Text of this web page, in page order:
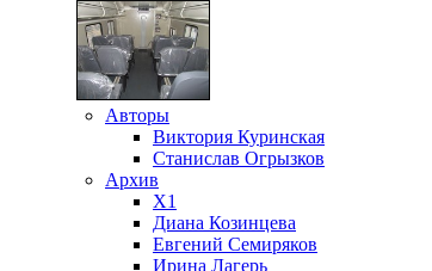
Авторы
Виктория Куринская
Станислав Огрызков
Архив
X1
Диана Козинцева
Евгений Семиряков
Ирина Лагерь